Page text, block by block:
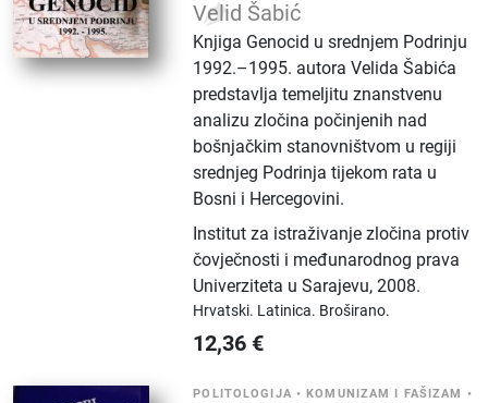
Velid Šabić
Knjiga Genocid u srednjem Podrinju
1992.–1995. autora Velida Šabića
predstavlja temeljitu znanstvenu
analizu zločina počinjenih nad
bošnjačkim stanovništvom u regiji
srednjeg Podrinja tijekom rata u
Bosni i Hercegovini.
Institut za istraživanje zločina protiv
čovječnosti i međunarodnog prava
Univerziteta u Sarajevu,2008.
Hrvatski. Latinica. Broširano.
12,36 €
POLITOLOGIJA •KOMUNIZAM I FAŠIZAM •